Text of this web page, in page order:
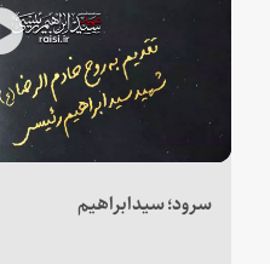
سرود؛ سیدابراهیم